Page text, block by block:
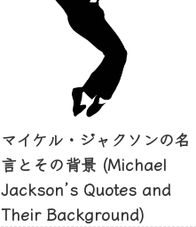
マイケル・ジャクソンの名
言とその背景 (Michael
Jackson’s Quotes and
Their Background)